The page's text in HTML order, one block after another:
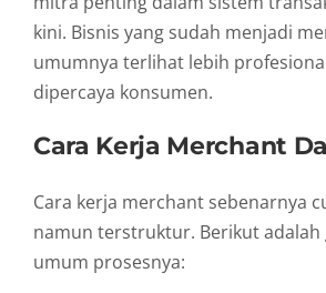
kini. Bisnis yang sudah menjadi
umumnya terlihat lebih
dipercaya konsumen.
Cara Kerja Merchant
Cara kerja merchant sebenarnya
namun terstruktur. Berikutadalah
umum prosesnya: